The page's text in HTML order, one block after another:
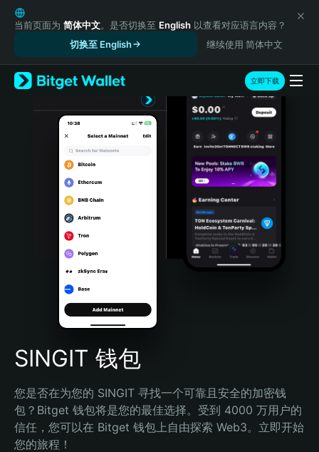
English
日本語
Русский
Español (Latinoamérica)
Türkçe
Português (Portugal)
Bahasa Indonesia
Português (Brasil)
Español (Argentina)
当前页面为 简体中文。是否切换至 English 以查看对应语言内容？
切换至 English
继续使用 简体中文
立即下载
SINGIT 钱包
您是否在为您的 SINGIT 寻找一个可靠且安全的加密钱
包？Bitget 钱包将是您的最佳选择。受到 4000 万用户的
信任，您可以在 Bitget 钱包上自由探索 Web3。立即开始
您的旅程！